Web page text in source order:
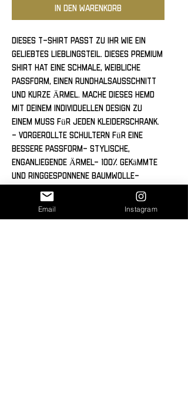
In den Warenkorb
Dieses T-Shirt passt zu ihr wie ein
geliebtes Lieblingsteil. Dieses Premium
Shirt hat eine schmale, weibliche
Passform, einen Rundhalsausschnitt
und kurze Ärmel. Mache dieses Hemd
mit deinem individuellen Design zu
einem Muss für jeden Kleiderschrank.
- Vorgerollte Schultern für eine
bessere Passform- Stylische,
enganliegende Ärmel- 100% gekämmte
und ringgesponnene Baumwolle-
Nacken- und Schulterband für
Strapazierfähigkeit- 142,4 g/m² (4,2
Email Instagram